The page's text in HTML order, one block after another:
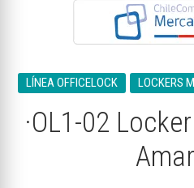
LÍNEA OFFICELOCK LOCKERS
·OL1-02